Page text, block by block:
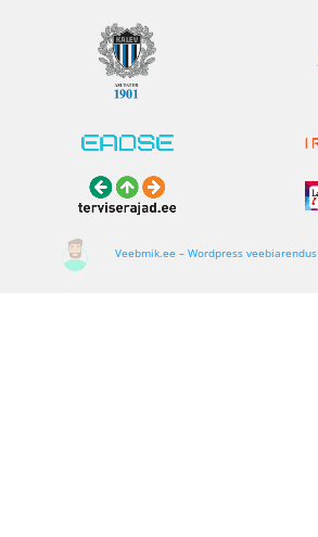
Veebmik.ee – Wordpress veebiarendus